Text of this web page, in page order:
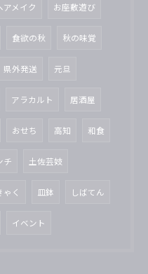
アメイク お座敷遊び
食欲の秋 秋の味覚
県外発送 元旦
アラカルト 居酒屋
おせち 高知 和食
チ 土佐芸妓
ゃく 皿鉢 しばてん
イベント